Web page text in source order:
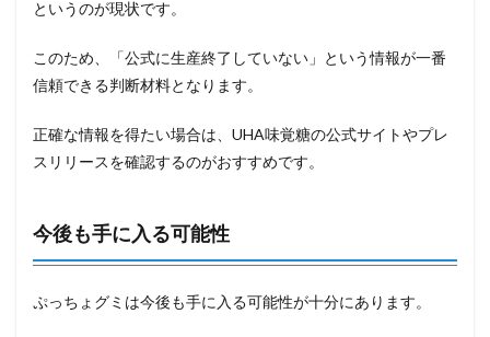
というのが現状です。
このため、「公式に生産終了していない」という情報が一番
信頼できる判断材料となります。
正確な情報を得たい場合は、UHA味覚糖の公式サイトやプレ
スリリースを確認するのがおすすめです。
今後も手に入る可能性
ぷっちょグミは今後も手に入る可能性が十分にあります。